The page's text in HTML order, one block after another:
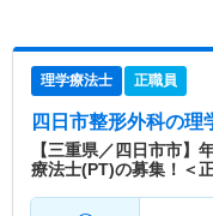
理学療法士 正職員
四日市整形外科の理
【三重県／四日市市】
療法士(PT)の募集！＜